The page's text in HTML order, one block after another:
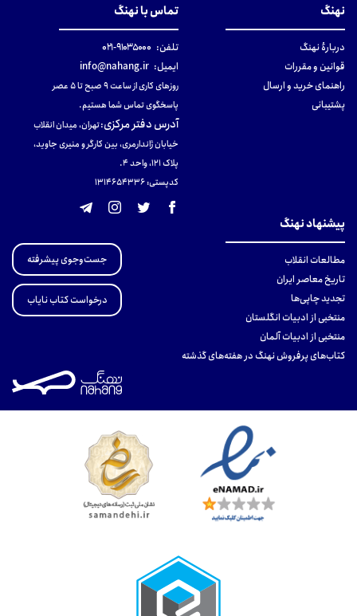
نهنگ
دربارهٔ نهنگ
قوانین و مقررات
راهنمای خرید و ارسال
پشتیبانی
تماس با نهنگ
تلفن: ۹۱۰۳۵۰۰۰-۰۲۱
ایمیل: info@nahang.ir
روزهای کاری از ساعت ۹ صبح تا ۵ عصر
پاسخگوی تماس شما هستیم.
آدرس دفتر مرکزی:تهران، میدان انقلاب
خیابان ژاندارمری، بین کارگر و منیری جاوید،
پلاک 121، واحد ۴.
کدپستی: 131465433۶
پیشنهاد نهنگ
مطالعات انقلاب
تاریخ معاصر ایران
تجدید چاپی‌ها
منتخبی از ادبیات انگلستان
منتخبی از ادبیات آلمان
کتاب‌های پرفروش نهنگ در هفته‌های گذشته
جست‌وجوی پیشرفته
درخواست کتاب نایاب